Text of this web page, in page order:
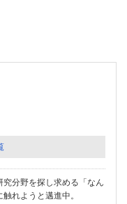
分野を探し求める「なん
れようと邁進中。